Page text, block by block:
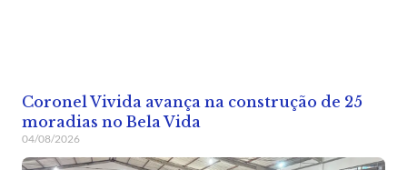
Coronel Vivida avança na construção de 25
moradias no Bela Vida
04/08/2026